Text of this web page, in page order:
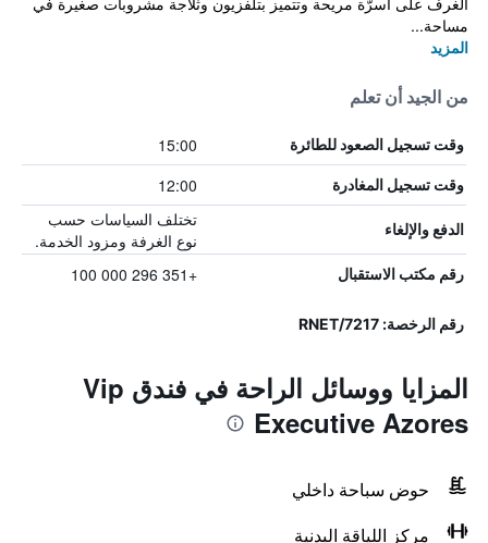
مساحة...
المزيد
من الجيد أن تعلم
وقت تسجيل الصعود للطائرة 15:00
وقت تسجيل المغادرة 12:00
الدفع والإلغاء
تختلف السياسات حسب
نوع الغرفة ومزود الخدمة.
رقم مكتب الاستقبال +351 296 000 100
رقم الرخصة: 7217/RNET
المزايا ووسائل الراحة في فندق Vip
Executive Azores
حوض سباحة داخلي
مركز اللياقة البدنية